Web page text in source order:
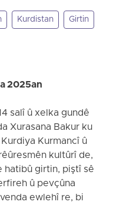
Kurdistan Girtin
2025an
salî û xelka gundê
Xurasana Bakur ku
Kurmancî û
kultûrî de,
hatibû girtin, piştî sê
û pevçûna
ewlehî re, bi